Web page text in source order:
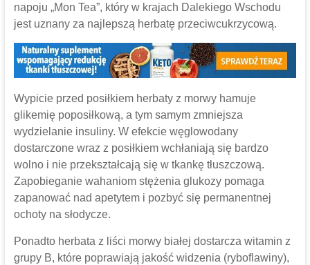
napoju „Mon Tea”, który w krajach Dalekiego Wschodu
jest uznany za najlepszą herbatę przeciwcukrzycową.
Wypicie przed posiłkiem herbaty z morwy hamuje
glikemię poposiłkową, a tym samym zmniejsza
wydzielanie insuliny. W efekcie węglowodany
dostarczone wraz z posiłkiem wchłaniają się bardzo
wolno i nie przekształcają się w tkankę tłuszczową.
Zapobieganie wahaniom stężenia glukozy pomaga
zapanować nad apetytem i pozbyć się permanentnej
ochoty na słodycze.
Ponadto herbata z liści morwy białej dostarcza witamin z
grupy B, które poprawiają jakość widzenia (ryboflawiny),